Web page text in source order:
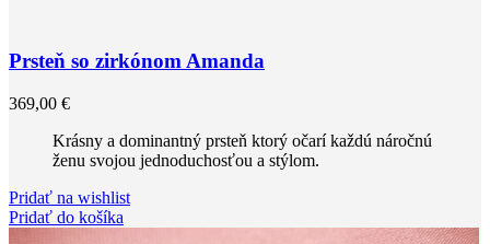
Prsteň so zirkónom Amanda
369,00 €
Krásny a dominantný prsteň ktorý očarí každú náročnú
ženu svojou jednoduchosťou a stýlom.‎
Pridať na wishlist
Pridať do košíka